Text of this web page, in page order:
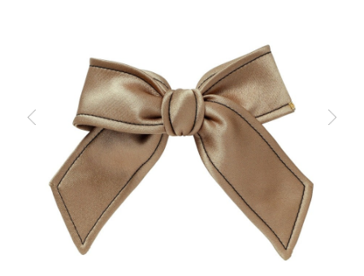
コレクション
トピックス
ヘアアレンジ動画
ヒストリー
クラフトマンシップ